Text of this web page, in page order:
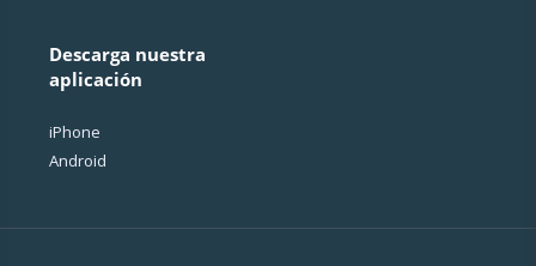
Descarga nuestra
aplicación
iPhone
Android